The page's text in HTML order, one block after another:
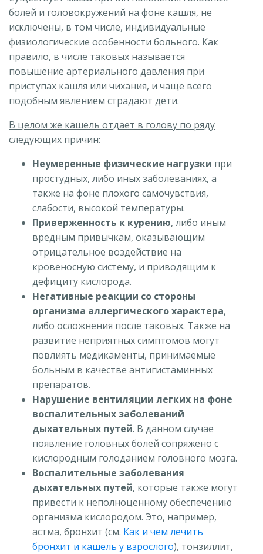
болей и головокружений на фоне кашля, не
исключены, в том числе, индивидуальные
физиологические особенности больного. Как
правило, в числе таковых называется
повышение артериального давления при
приступах кашля или чихания, и чаще всего
подобным явлением страдают дети.
В целом же кашель отдает в голову по ряду
следующих причин:
Неумеренные физические нагрузки при
простудных, либо иных заболеваниях, а
также на фоне плохого самочувствия,
слабости, высокой температуры.
Приверженность к курению, либо иным
вредным привычкам, оказывающим
отрицательное воздействие на
кровеносную систему, и приводящим к
дефициту кислорода.
Негативные реакции со стороны
организма аллергического характера,
либо осложнения после таковых. Также на
развитие неприятных симптомов могут
повлиять медикаменты, принимаемые
больным в качестве антигистаминных
препаратов.
Нарушение вентиляции легких на фоне
воспалительных заболеваний
дыхательных путей. В данном случае
появление головных болей сопряжено с
кислородным голоданием головного мозга.
Воспалительные заболевания
дыхательных путей, которые также могут
привести к неполноценному обеспечению
организма кислородом. Это, например,
астма, бронхит (см. Как и чем лечить
бронхит и кашель у взрослого), тонзиллит,